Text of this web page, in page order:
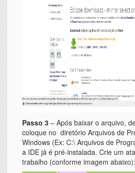
Passo 3 – Após baixar o arquivo,
coloque no diretório Arquivos de
Windows (Ex: C:\ Arquivos de
a IDE já é pré-instalada. Crie um
trabalho (conforme imagem abaixo):